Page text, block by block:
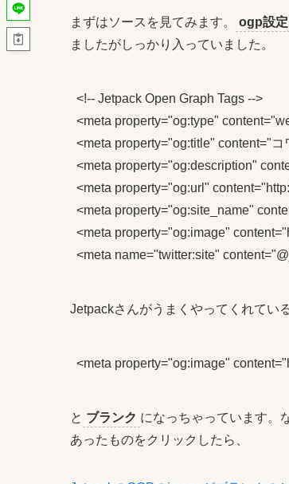
まずはソースを見てみます。 ogp設
ましたがしっかり入っていました。
<!-- Jetpack Open Graph Tags -->
<meta property="og:type"
<meta property="og:title" content="
<meta property="og:description"
<meta property="og:url"
<meta property="og:site_name"
<meta property="og:image"
<meta name="twitter:site"
Jetpackさんがうまくやってくれてい
<meta property="og:image"
と ブランク になっちゃっています。
あったものをクリックしたら、